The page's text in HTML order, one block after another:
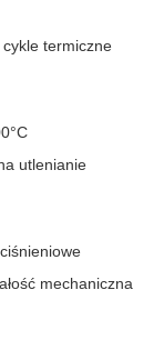
termiczne
utlenianie
mechaniczna